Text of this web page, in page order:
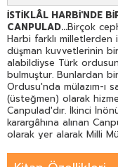
İSTİKLÂL HARBİ'NDE
CANPULAD...Birçok
Harbi farklı milletlerden
düşman kuvvetlerinin
alabildiyse Türk
bulmuştur. Bunlardan
Ordusu'nda mülazım-ı
(üsteğmen) olarak
Canpulad'dır. İkinci
karargâhına alınan
olarak yer alarak Milli
eğitim gören